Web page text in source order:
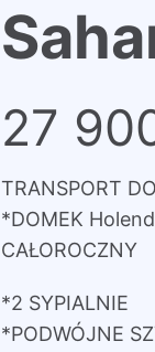
27
TRANSPORT
*DOMEK
CAŁOROCZNY
*2 SYPIALNIE
*PODWÓJNE